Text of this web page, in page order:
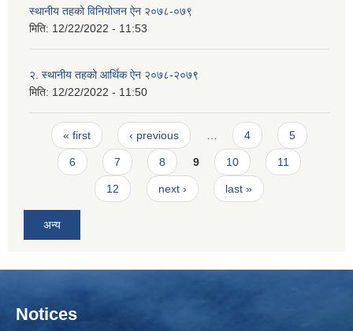
स्थानीय तहको विनियोजन ऐन २०७८-०७९
मिति: 12/22/2022 - 11:53
२. स्थानीय तहको आर्थिक ऐन २०७८-२०७९
मिति: 12/22/2022 - 11:50
Pages
« first ‹ previous 4 5
6 7 8 9 10 11
12 next › last »
अन्य
Notices